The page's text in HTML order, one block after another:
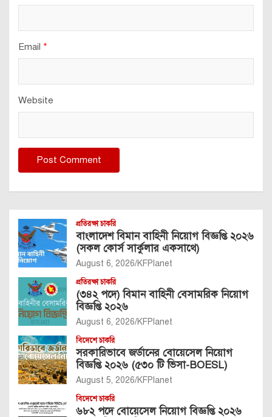
Email *
Website
প্রতিরক্ষা চাকরি
বাংলাদেশ বিমান বাহিনী নিয়োগ বিজ্ঞপ্তি ২০২৬
(সকল কোর্স সার্কুলার একসাথে)
August 6, 2026 KFPlanet
প্রতিরক্ষা চাকরি
(৩৪২ পদে) বিমান বাহিনী বেসামরিক নিয়োগ
বিজ্ঞপ্তি ২০২৬
August 6, 2026 KFPlanet
বিদেশে চাকরি
সরকারিভাবে জর্ডানের বোয়েসেল নিয়োগ
বিজ্ঞপ্তি ২০২৬ (৫৩০ টি ভিসা-BOESL)
August 5, 2026 KFPlanet
বিদেশে চাকরি
৬৮২ পদে বোয়েসেল নিয়োগ বিজ্ঞপ্তি ২০২৬